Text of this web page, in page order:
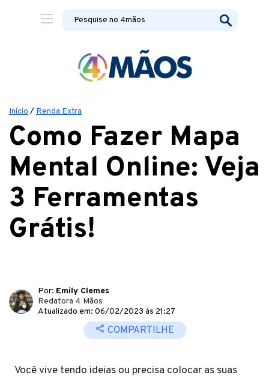
Início / Renda Extra
Como Fazer Mapa
Mental Online: Veja
3 Ferramentas
Grátis!
Por: Emily Clemes
Redatora 4 Mãos
Atualizado em: 06/02/2023 ás 21:27
COMPARTILHE
Você vive tendo ideias ou precisa colocar as suas